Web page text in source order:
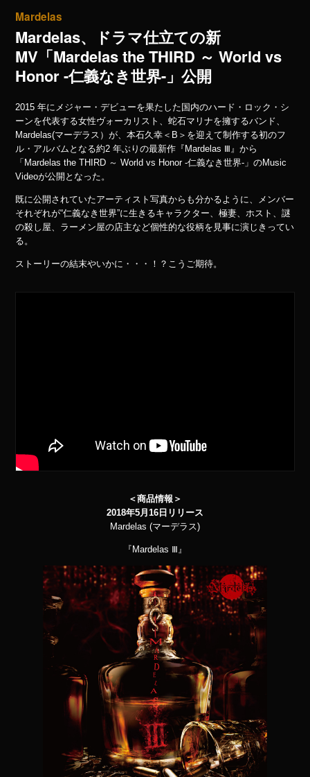
Mardelas
Mardelas、ドラマ仕立ての新
MV「Mardelas the THIRD ～ World vs
Honor -仁義なき世界-」公開
2015 年にメジャー・デビューを果たした国内のハード・ロック・シ
ーンを代表する女性ヴォーカリスト、蛇石マリナを擁するバンド、
Mardelas(マーデラス）が、本石久幸＜B＞を迎えて制作する初のフ
ル・アルバムとなる約2 年ぶりの最新作『Mardelas Ⅲ』から
「Mardelas the THIRD ～ World vs Honor -仁義なき世界-」のMusic
Videoが公開となった。
既に公開されていたアーティスト写真からも分かるように、メンバー
それぞれが“仁義なき世界”に生きるキャラクター、極妻、ホスト、謎
の殺し屋、ラーメン屋の店主など個性的な役柄を見事に演じきってい
る。
ストーリーの結末やいかに・・・！？こうご期待。
＜商品情報＞
2018年5月16日リリース
Mardelas (マーデラス)
『Mardelas Ⅲ』